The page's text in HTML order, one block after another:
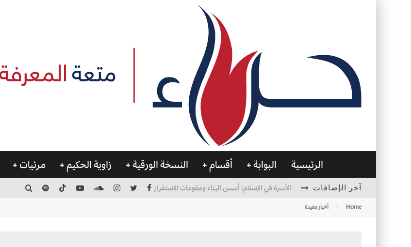
الرئيسية البوابة أقسام النسخة الورقية زاوية الحكيم مرئيات
آخر الإضافات الأسرة في الإسلام: أسس البناء ومقومات الاستقرار
Home أخبار مفيدة